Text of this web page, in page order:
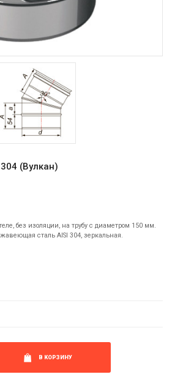
(Вулкан)
без изоляции, на трубу с диаметром 150 мм.
сталь AISI 304, зеркальная.
В КОРЗИНУ